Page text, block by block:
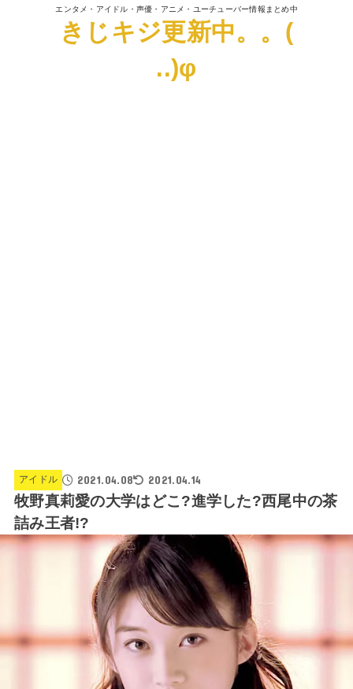
エンタメ・アイドル・声優・アニメ・ユーチューバー情報まとめ中
きじキジ更新中。。(
..)φ
アイドル 2021.04.08 2021.04.14
牧野真莉愛の大学はどこ?進学した?西尾中の茶
詰み王者!?